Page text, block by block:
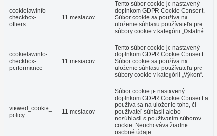
cookielawinfo-
checkbox-
others
11 mesiacov
Tento súbor cookie je nastavený
doplnkom GDPR Cookie Consent.
Súbor cookie sa používa na
uloženie súhlasu používateľa pre
súbory cookie v kategórii „Ostatné.
cookielawinfo-
checkbox-
performance
11 mesiacov
Tento súbor cookie je nastavený
doplnkom GDPR Cookie Consent.
Súbor cookie sa používa na
uloženie súhlasu používateľa pre
súbory cookie v kategórii „Výkon“.
viewed_cookie_
policy
11 mesiacov
Súbor cookie je nastavený
doplnkom GDPR Cookie Consent a
používa sa na uloženie toho, či
používateľ súhlasil alebo
nesúhlasil s používaním súborov
cookie. Neuchováva žiadne
osobné údaje.